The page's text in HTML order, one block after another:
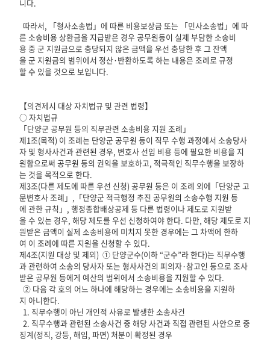
니다.
따라서, 「형사소송법」에 따른 비용보상금 또는 「민사소송법」에 따
른 소송비용 상환금을 지급받은 경우 공무원등이 실제 부담한 소송비
용 중 군 지원금으로 충당되지 않은 금액을 우선 충당한 후 그 잔액
을 군 지원금의 범위에서 정산·반환하도록 하는 내용은 조례로 규정
할 수 있을 것으로 보입니다.
【의견제시 대상 자치법규 및 관련 법령】
○ 자치법규
「단양군 공무원 등의 직무관련 소송비용 지원 조례」
제1조(목적) 이 조례는 단양군 공무원 등이 직무 수행 과정에서 소송당사
자 및 형사사건과 관련된 경우, 변호사 선임 비용 등에 필요한 비용을 지
원함으로써 공무원 등의 권익을 보호하고, 적극적인 직무수행을 보장하
는 것을 목적으로 한다.
제3조(다른 제도에 따른 우선 신청) 공무원 등은 이 조례 외에「단양군 고
문변호사 조례」,「단양군 적극행정 추진 공무원의 소송수행 지원 등
에 관한 규칙」, 행정종합배상공제 등 다른 법령이나 제도로 지원받
을 수 있는 경우, 해당 제도를 우선 신청하여야 한다. 다만, 해당 제도로 지
원받은 금액이 실제 소송비용에 미치지 못한 경우에는 그 차액에 한하
여 이 조례에 따른 지원을 신청할 수 있다.
제4조(지원 대상 및 제외) ① 단양군수(이하 “군수”라 한다)는 직무수행
과 관련하여 소송의 당사자 또는 형사사건의 피의자·참고인 등으로 조사
받은 공무원 등에게 예산의 범위에서 소송비용을 지원할 수 있다.
② 다음 각 호의 어느 하나에 해당하는 경우에는 소송비용을 지원하
지 아니한다.
1. 직무수행이 아닌 개인적 사유로 발생한 소송사건
2. 직무수행과 관련된 소송사건 중 해당 사건과 직접 관련된 사안으로 중
징계(정직, 강등, 해임, 파면) 처분이 확정된 경우